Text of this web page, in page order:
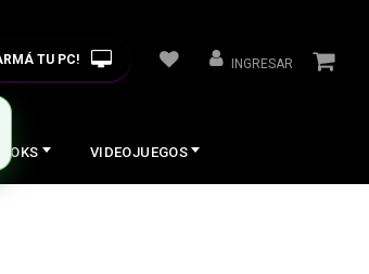
TU PC! INGRESAR
VIDEOJUEGOS